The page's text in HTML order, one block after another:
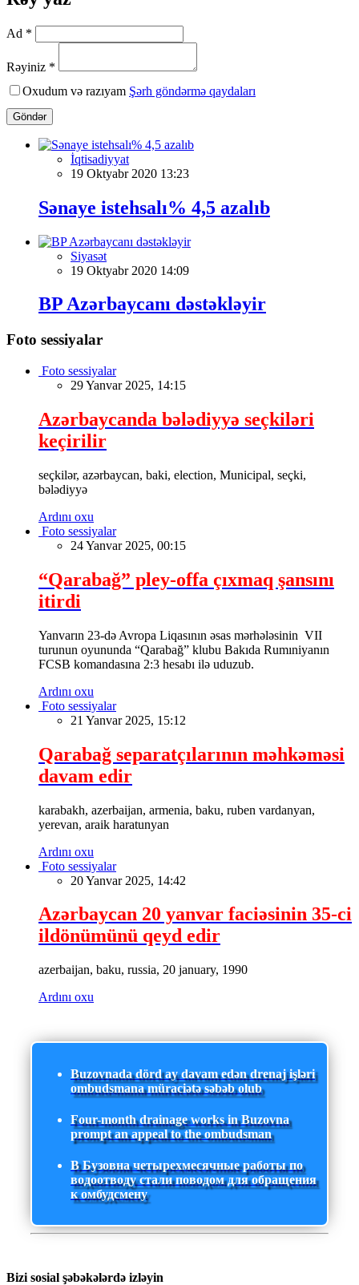
Ad *
Rəyiniz *
Oxudum və razıyam Şərh göndərmə qaydaları
Göndər
İqtisadiyyat
19 Oktyabr 2020 13:23
Sənaye istehsalı% 4,5 azalıb
Siyasət
19 Oktyabr 2020 14:09
BP Azərbaycanı dəstəkləyir
Foto sessiyalar
Foto sessiyalar
29 Yanvar 2025, 14:15
Azərbaycanda bələdiyyə seçkiləri
keçirilir
seçkilər, azərbaycan, baki, election, Municipal, seçki,
bələdiyyə
Ardını oxu
Foto sessiyalar
24 Yanvar 2025, 00:15
“Qarabağ” pley-offa çıxmaq şansını
itirdi
Yanvarın 23-də Avropa Liqasının əsas mərhələsinin VII
turunun oyununda “Qarabağ” klubu Bakıda Rumıniyanın
FCSB komandasına 2:3 hesabı ilə uduzub.
Ardını oxu
Foto sessiyalar
21 Yanvar 2025, 15:12
Qarabağ separatçılarının məhkəməsi
davam edir
karabakh, azerbaijan, armenia, baku, ruben vardanyan,
yerevan, araik haratunyan
Ardını oxu
Foto sessiyalar
20 Yanvar 2025, 14:42
Azərbaycan 20 yanvar faciəsinin 35-ci
ildönümünü qeyd edir
azerbaijan, baku, russia, 20 january, 1990
Ardını oxu
Buzovnada dörd ay davam edən drenaj işləri
ombudsmana müraciətə səbəb olub
Four-month drainage works in Buzovna
prompt an appeal to the ombudsman
В Бузовна четырехмесячные работы по
водоотводу стали поводом для обращения
к омбудсмену
Bizi sosial şəbəkələrdə izləyin